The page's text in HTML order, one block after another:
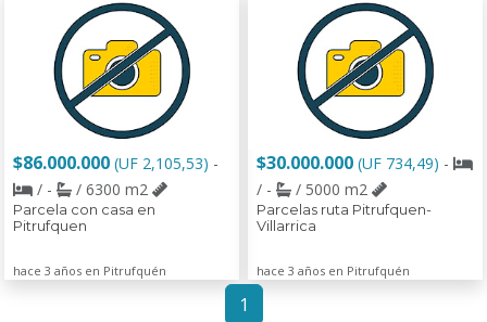
$86.000.000 (UF 2,105,53) -
/ -
/ 6300 m2
Parcela con casa en
Pitrufquen
hace 3 años en Pitrufquén
$30.000.000 (UF 734,49) -
/ -
/ 5000 m2
Parcelas ruta Pitrufquen-
Villarrica
hace 3 años en Pitrufquén
1